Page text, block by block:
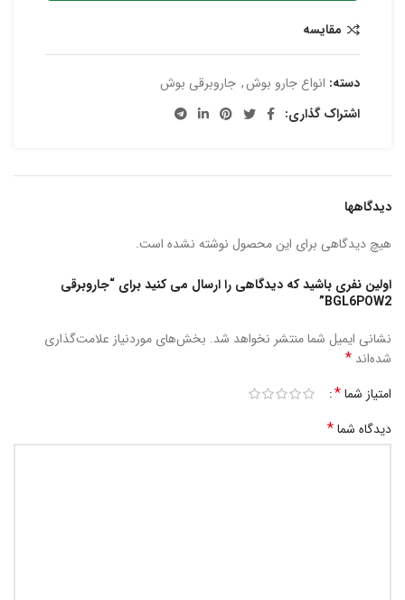
مقایسه
دسته: انواع جارو بوش, جاروبرقی بوش
اشتراک گذاری:
دیدگاهها
هیچ دیدگاهی برای این محصول نوشته نشده است.
اولین نفری باشید که دیدگاهی را ارسال می کنید برای “جاروبرقی
BGL6POW2”
نشانی ایمیل شما منتشر نخواهد شد. بخش‌های موردنیاز علامت‌گذاری
شده‌اند *
امتیاز شما*
دیدگاه شما*